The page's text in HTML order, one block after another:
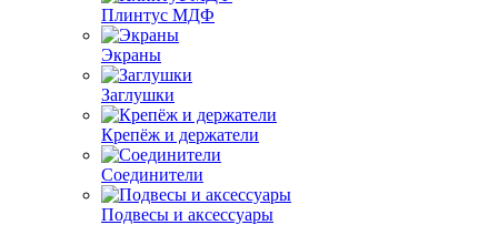
Плинтус МДФ
Экраны
Заглушки
Крепёж и держатели
Соединители
Подвесы и аксессуары